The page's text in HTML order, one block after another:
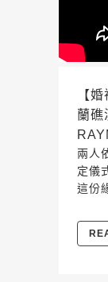
【
蘭礁
兩人
定儀
這份